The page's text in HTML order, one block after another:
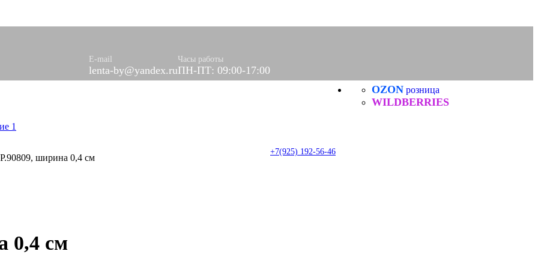
E-mail
lenta-by@yandex.ru
Часы работы
ПН-ПТ: 09:00-17:00
+7(925) 192-56-46
OZON розница
WILDBERRIES
ширина 0,4 см
0,4 см